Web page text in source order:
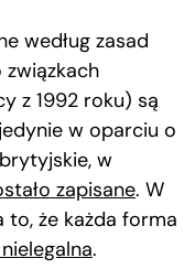
według zasad
z 1992 roku) są
w oparciu o
w
zapisane. W
to, że każda forma
.